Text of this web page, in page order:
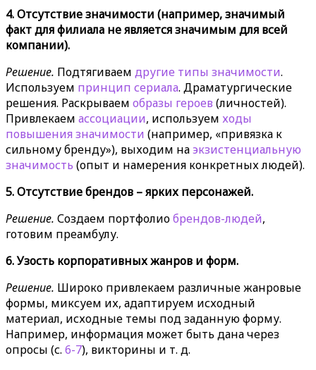
4. Отсутствие значимости (например, значимый
факт для филиала не является значимым для всей
компании).
Решение. Подтягиваем другие типы значимости.
Используем принцип сериала. Драматургические
решения. Раскрываем образы героев (личностей).
Привлекаем ассоциации, используем ходы
повышения значимости (например, «привязка к
сильному бренду»), выходим наэкзистенциальную
значимость (опыт и намерения конкретных людей).
5. Отсутствие брендов – ярких персонажей.
Решение. Создаем портфолиобрендов-людей,
готовим преамбулу.
6. Узость корпоративных жанров и форм.
Решение. Широко привлекаем различные жанровые
формы, миксуем их, адаптируем исходный
материал, исходные темы под заданную форму.
Например, информация может быть дана через
опросы (с. 6-7), викторины и т. д.